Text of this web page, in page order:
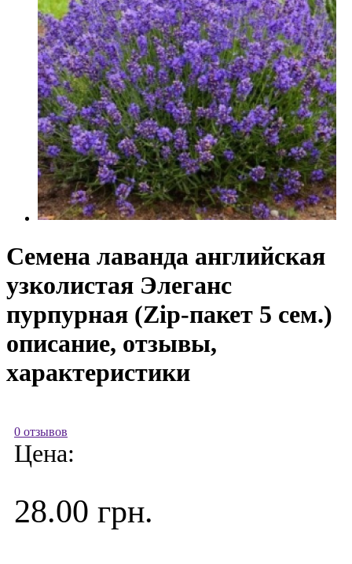
Семена лаванда английская
узколистая Элеганс
пурпурная (Zip-пакет 5 сем.)
описание, отзывы,
характеристики
0 отзывов
Цена:
28.00 грн.